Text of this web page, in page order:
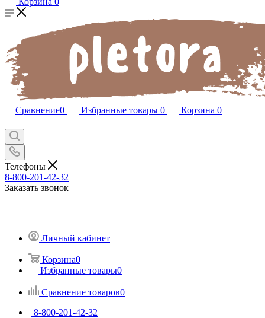
Сравнение0 Избранные товары 0 Корзина 0
Телефоны
8-800-201-42-32
Заказать звонок
Личный кабинет
Корзина0
Избранные товары0
Сравнение товаров0
8-800-201-42-32